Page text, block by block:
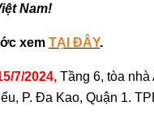
Nam!
xem TẠI ĐÂY.
7/2024, Tầng 6, tòa nhà
P. Đa Kao, Quận 1.